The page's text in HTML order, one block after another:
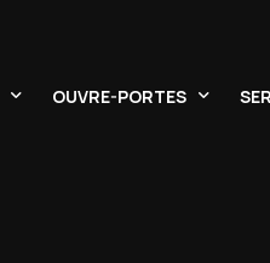
OUVRE-PORTES